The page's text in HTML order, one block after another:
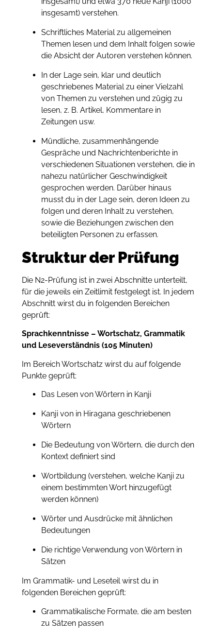
insgesamt) verstehen.
Schriftliches Material zu allgemeinen
Themen lesen und dem Inhalt folgen sowie
die Absicht der Autoren verstehen können.
In der Lage sein, klar und deutlich
geschriebenes Material zu einer Vielzahl
von Themen zu verstehen und zügig zu
lesen, z. B. Artikel, Kommentare in
Zeitungen usw.
Mündliche, zusammenhängende
Gespräche und Nachrichtenberichte in
verschiedenen Situationen verstehen, die in
nahezu natürlicher Geschwindigkeit
gesprochen werden. Darüber hinaus
musst du in der Lage sein, deren Ideen zu
folgen und deren Inhalt zu verstehen,
sowie die Beziehungen zwischen den
beteiligten Personen zu erfassen.
Struktur der Prüfung
Die N2-Prüfung ist in zwei Abschnitte unterteilt,
für die jeweils ein Zeitlimit festgelegt ist. In jedem
Abschnitt wirst du in folgenden Bereichen
geprüft:
Sprachkenntnisse – Wortschatz, Grammatik
und Leseverständnis (105 Minuten)
Im Bereich Wortschatz wirst du auf folgende
Punkte geprüft:
Das Lesen von Wörtern in Kanji
Kanji von in Hiragana geschriebenen
Wörtern
Die Bedeutung von Wörtern, die durch den
Kontext definiert sind
Wortbildung (verstehen, welche Kanji zu
einem bestimmten Wort hinzugefügt
werden können)
Wörter und Ausdrücke mit ähnlichen
Bedeutungen
Die richtige Verwendung von Wörtern in
Sätzen
Im Grammatik- und Leseteil wirst du in
folgenden Bereichen geprüft:
Grammatikalische Formate, die am besten
zu Sätzen passen